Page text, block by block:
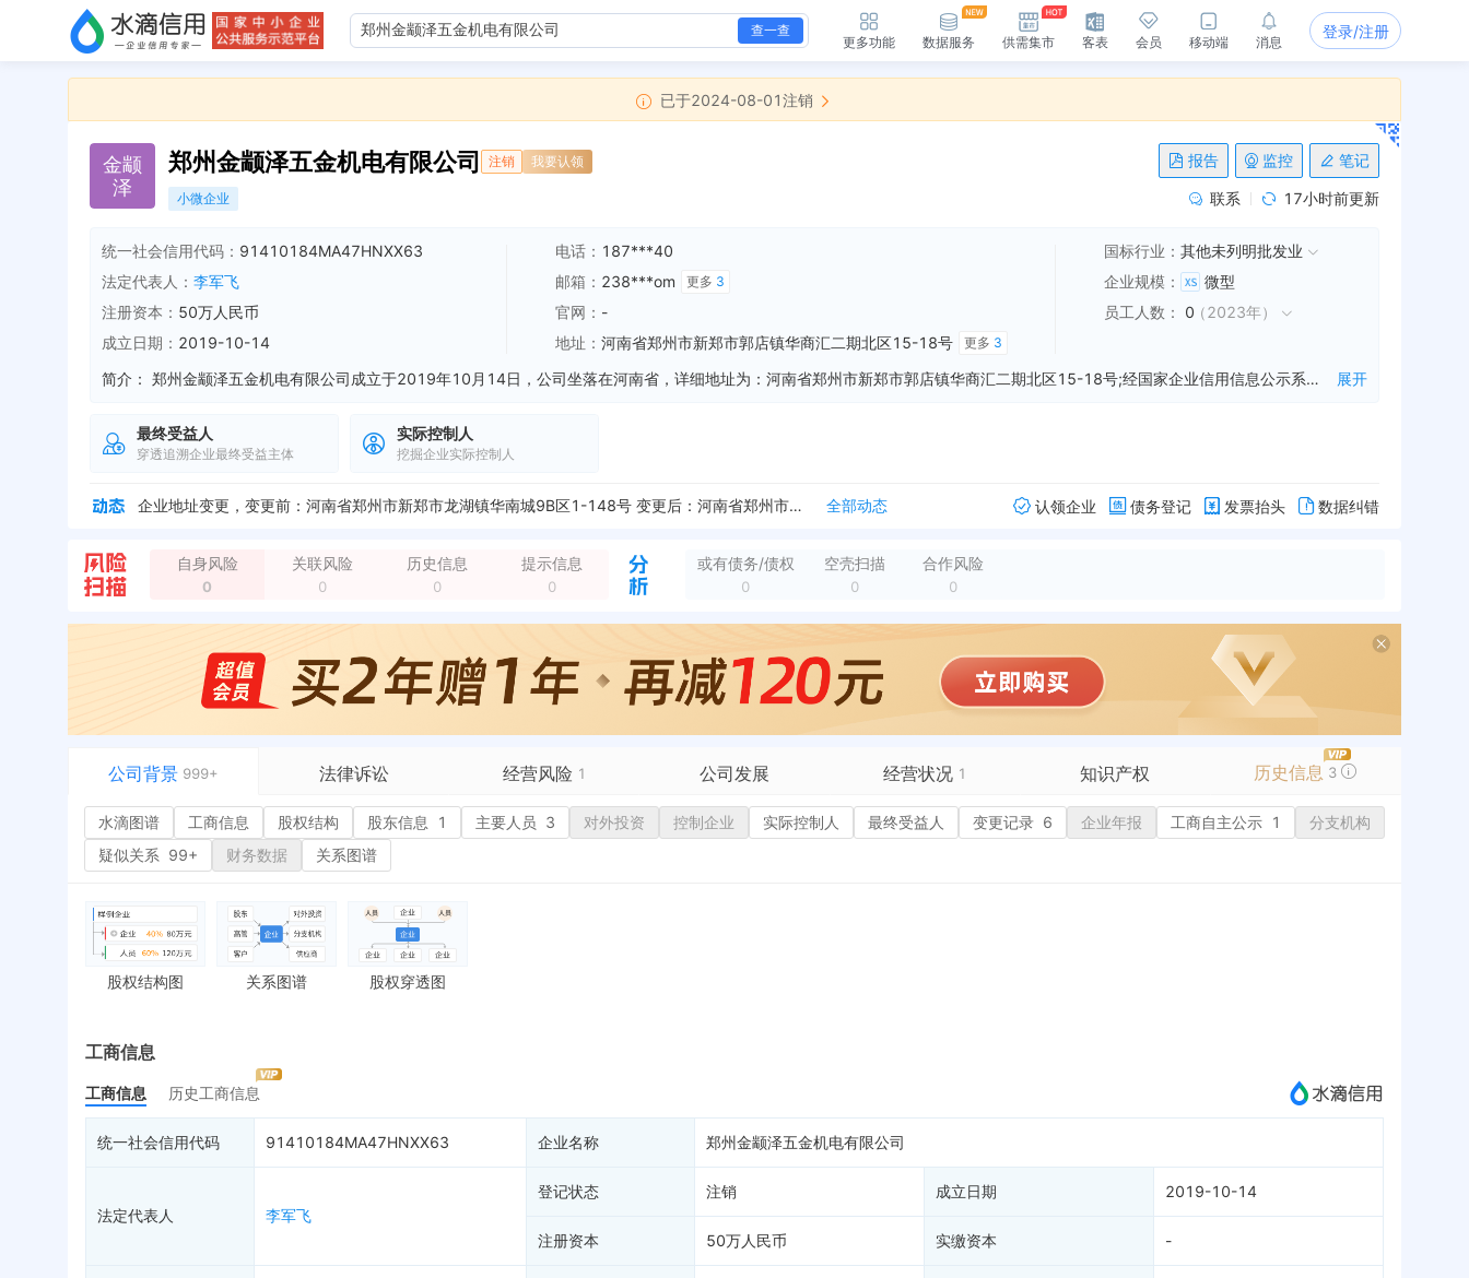
查一查
更多功能 数据服务 供需集市 客表 会员 移动端 消息
登录/注册
已于2024-08-01注销
金颛
泽
郑州金颛泽五金机电有限公司 注销 我要认领 报告 监控 笔记
小微企业 联系 17小时前更新
统一社会信用代码： 91410184MA47HNXX63
法定代表人： 李军飞
注册资本： 50万人民币
成立日期： 2019-10-14
电话： 187***40
邮箱： 238***om 更多 3
官网： -
地址： 河南省郑州市新郑市郭店镇华商汇二期北区15-18号 更多 3
国标行业： 其他未列明批发业
企业规模 ：
微型
员工人数 ： 0（2023年）
简介： 郑州金颛泽五金机电有限公司成立于2019年10月14日，公司坐落在河南省，详细地址为：河南省郑州市新郑市郭店镇华商汇二期北区15-18号;经国家企业信用信息公示系统查询得知，郑州金颛泽五金机电有限公司的信用代码/税号为91410184MA47HNXX63，法人是李军飞，注册资本为50.000000万人民币，企业的经营范围为:批发兼零售：五金交电、机械设备、日用百货、劳保用品、润滑油、润滑脂、防冻液、制动液、传达设备及配件、橡胶制品、汽车养护用品、汽车配件、塑料制品、标准件、化工产品（危险化学品除外）。涉及许可经营项目，应取得相关部门许可后方可经营 展开
最终受益人
穿透追溯企业最终受益主体
实际控制人
挖掘企业实际控制人
新增行政许可，许可名称：营业执照 许可机关：新郑市市场监督管理局 许可内容：营业执照 有效期：2019-10-14至2099-12-31
全部动态
全部动态
全部动态
企业地址变更，变更前：河南省郑州市新郑市龙湖镇华南城乾隆物流园A03仓库4＃-02 变更后：河南省郑州市新郑市龙湖镇华南城9B区1-148号
全部动态
企业地址变更，新增年报地址：河南省郑州市新郑市龙湖镇华南城9B1-148 全部动态
新增简易注销，简易注销结果：准许简易注销（未开业、无债权债务） 核准日期：2024-08-01 公告期：2024-07-10至2024-07-29
全部动态
认领企业 债务登记 发票抬头 数据纠错
自身风险
0
关联风险
0
历史信息
0
提示信息
0
或有债务/债权
0
空壳扫描
0
合作风险
0
公司背景 999+ 法律诉讼 经营风险 1 公司发展 经营状况 1 知识产权 历史信息 3
水滴图谱
工商信息
股东信息
主要人员 3
对外投资
控制企业
最终受益人
企业年报
工商自主公示 1
财务数据
司法案件
立案信息
法院公告
裁判文书
送达公告
被执行人
终本案件
询价评估
司法协助
或有债务债权
1
注销备案
融资历史
招投标
信用评价
进出口信用
地块公示
商标信息
成为vip查看
水滴图谱 工商信息 股权结构 股东信息 1 主要人员 3 对外投资 控制企业 实际控制人 最终受益人 变更记录 6 企业年报 工商自主公示 1
分支机构
疑似关系 99+ 财务数据 关系图谱
股权结构图 关系图谱 股权穿透图
工商信息
工商信息 历史工商信息
统一社会信用代码 91410184MA47HNXX63 企业名称 郑州金颛泽五金机电有限公司
法定代表人 李军飞
登记状态 注销 成立日期 2019-10-14
注册资本 50万人民币 实缴资本 -